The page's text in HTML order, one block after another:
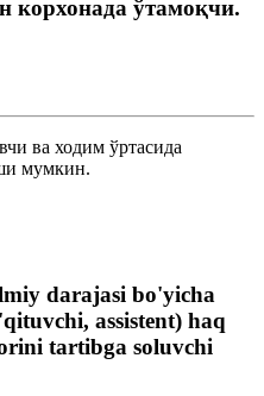
корхонада ўтамоқчи.
ва ходим ўртасида
мумкин.
darajasi bo'yicha
assistent) haq
tartibga soluvchi